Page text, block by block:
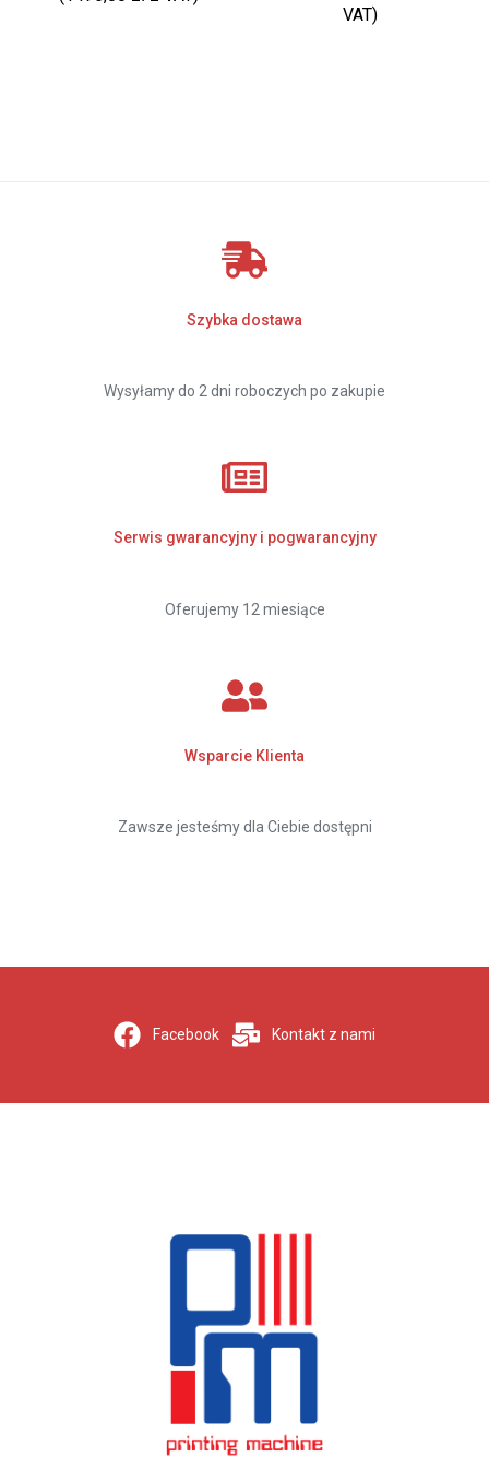
VAT)
Szybka dostawa
Wysyłamy do 2 dni roboczych po zakupie
Serwis gwarancyjny i pogwarancyjny
Oferujemy 12 miesiące
Wsparcie Klienta
Zawsze jesteśmy dla Ciebie dostępni
Facebook Kontakt z nami